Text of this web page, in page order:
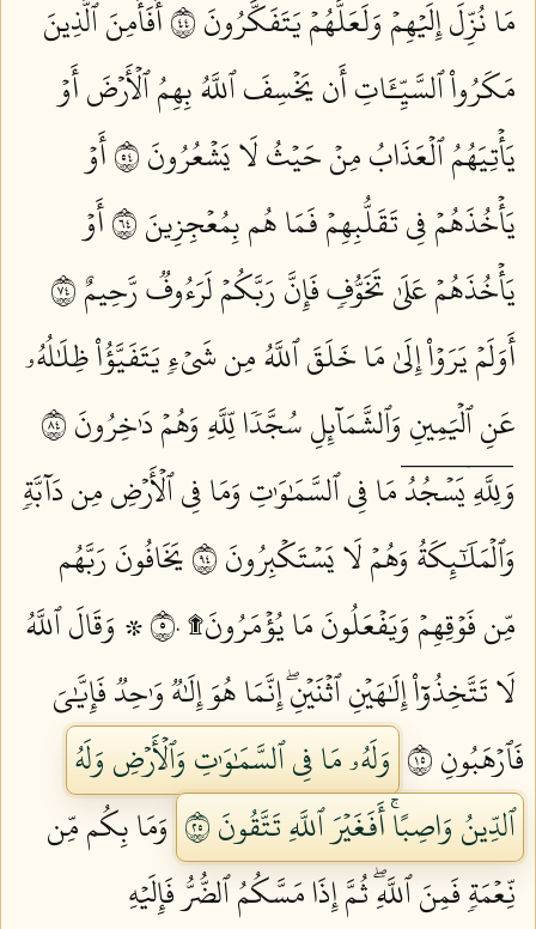
مَا نُزِّلَ إِلَيۡهِمۡ وَلَعَلَّهُمۡ يَتَفَكَّرُونَ ٤٤
أَفَأَمِنَ ٱلَّذِينَ
مَكَرُواْ ٱلسَّيِّـَٔاتِ أَن يَخۡسِفَ ٱللَّهُ بِهِمُ ٱلۡأَرۡضَ أَوۡ
يَأۡتِيَهُمُ ٱلۡعَذَابُ مِنۡ حَيۡثُ لَا يَشۡعُرُونَ ٤٥
أَوۡ
يَأۡخُذَهُمۡ فِي تَقَلُّبِهِمۡ فَمَا هُم بِمُعۡجِزِينَ ٤٦
أَوۡ
يَأۡخُذَهُمۡ عَلَىٰ تَخَوُّفٖ فَإِنَّ رَبَّكُمۡ لَرَءُوفٞ رَّحِيمٌ ٤٧
أَوَلَمۡ يَرَوۡاْ إِلَىٰ مَا خَلَقَ ٱللَّهُ مِن شَيۡءٖ يَتَفَيَّؤُاْ ظِلَٰلُهُۥ
عَنِ ٱلۡيَمِينِ وَٱلشَّمَآئِلِ سُجَّدٗا لِّلَّهِ وَهُمۡ دَٰخِرُونَ ٤٨
وَلِلَّهِۤ يَسۡجُدُۤ مَا فِي ٱلسَّمَٰوَٰتِ وَمَا فِي ٱلۡأَرۡضِ مِن دَآبَّةٖ
وَٱلۡمَلَٰٓئِكَةُ وَهُمۡ لَا يَسۡتَكۡبِرُونَ ٤٩
يَخَافُونَ رَبَّهُم
مِّن فَوۡقِهِمۡ وَيَفۡعَلُونَ مَا يُؤۡمَرُونَ۩ ٥٠
۞ وَقَالَ ٱللَّهُ
لَا تَتَّخِذُوٓاْ إِلَٰهَيۡنِ ٱثۡنَيۡنِۖ إِنَّمَا هُوَ إِلَٰهٞ وَٰحِدٞ فَإِيَّٰيَ
فَٱرۡهَبُونِ ٥١
وَلَهُۥ مَا فِي ٱلسَّمَٰوَٰتِ وَٱلۡأَرۡضِ وَلَهُ
ٱلدِّينُ وَاصِبًاۚ أَفَغَيۡرَ ٱللَّهِ تَتَّقُونَ ٥٢
وَمَا بِكُم مِّن
نِّعۡمَةٖ فَمِنَ ٱللَّهِۖ ثُمَّ إِذَا مَسَّكُمُ ٱلضُّرُّ فَإِلَيۡهِ